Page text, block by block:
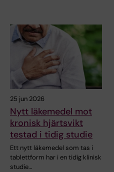
25 jun 2026
Nytt läkemedel mot
kronisk hjärtsvikt
testad i tidig studie
Ett nytt läkemedel som tas i
tablettform har i en tidig klinisk
studie…